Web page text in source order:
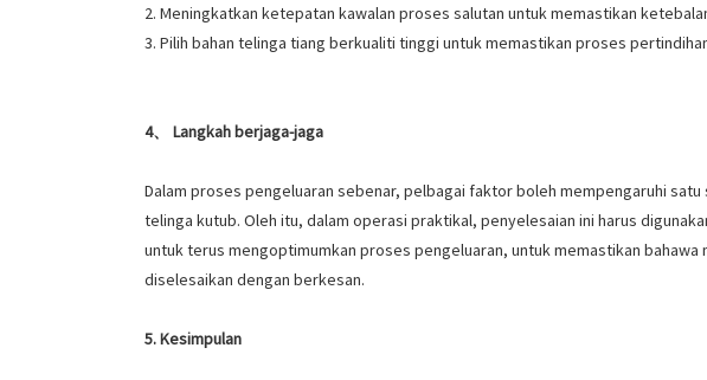
2. Meningkatkan ketepatan kawalan proses salutan untuk memastikan
3. Pilih bahan telinga tiang berkualiti tinggi untuk memastikan proses
4、 Langkah berjaga-jaga
Dalam proses pengeluaran sebenar, pelbagai faktor boleh mempengaruhi
telinga kutub. Oleh itu, dalam operasi praktikal, penyelesaian ini harus
untuk terus mengoptimumkan proses pengeluaran, untuk memastikan
diselesaikan dengan berkesan.
5. Kesimpulan